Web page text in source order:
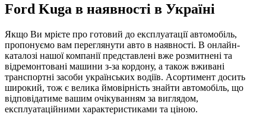
Ford Kuga в наявності в Україні
Якщо Ви мрієте про готовий до експлуатації автомобіль,
пропонуємо вам переглянути авто в наявності. В онлайн-
каталозі нашої компанії представлені вже розмитнені та
відремонтовані машини з-за кордону, а також вживані
транспортні засоби українських водіїв. Асортимент досить
широкий, тож є велика ймовірність знайти автомобіль, що
відповідатиме вашим очікуванням за виглядом,
експлуатаційними характеристиками та ціною.